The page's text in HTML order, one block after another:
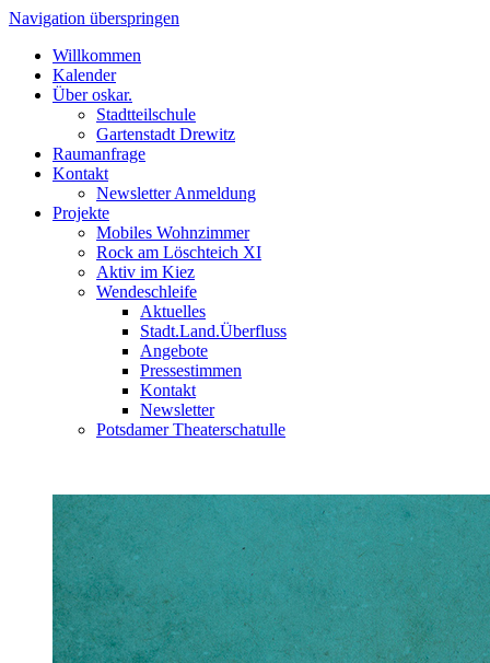
Navigation überspringen
Willkommen
Kalender
Über oskar.
Stadtteilschule
Gartenstadt Drewitz
Raumanfrage
Kontakt
Newsletter Anmeldung
Projekte
Mobiles Wohnzimmer
Rock am Löschteich XI
Aktiv im Kiez
Wendeschleife
Aktuelles
Stadt.Land.Überfluss
Angebote
Pressestimmen
Kontakt
Newsletter
Potsdamer Theaterschatulle